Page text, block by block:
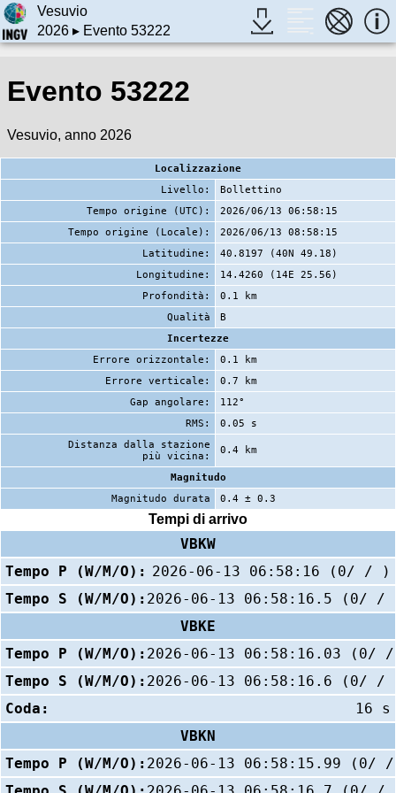
Vesuvio
2026▸ Evento 53222
Evento 53222
Vesuvio, anno 2026
Localizzazione
Livello:
Bollettino
Tempo origine (UTC):
2026/06/13 06:58:15
Tempo origine (Locale):
2026/06/13 08:58:15
Latitudine:
40.8197 (40N 49.18)
Longitudine:
14.4260 (14E 25.56)
Profondità:
0.1 km
Qualità
B
Incertezze
Errore orizzontale:
0.1 km
Errore verticale:
0.7 km
Gap angolare:
112°
RMS:
0.05 s
Distanza dalla stazione
più vicina:
0.4 km
Magnitudo
Magnitudo durata
0.4 ± 0.3
Tempi di arrivo
VBKW
Tempo P (W/M/O): 2026-06-13 06:58:16 (0/ / )
Tempo S (W/M/O): 2026-06-13 06:58:16.5 (0/ /
VBKE
Tempo P (W/M/O): 2026-06-13 06:58:16.03 (0/
Tempo S (W/M/O): 2026-06-13 06:58:16.6 (0/ /
Coda:
16 s
VBKN
Tempo P (W/M/O): 2026-06-13 06:58:15.99 (0/